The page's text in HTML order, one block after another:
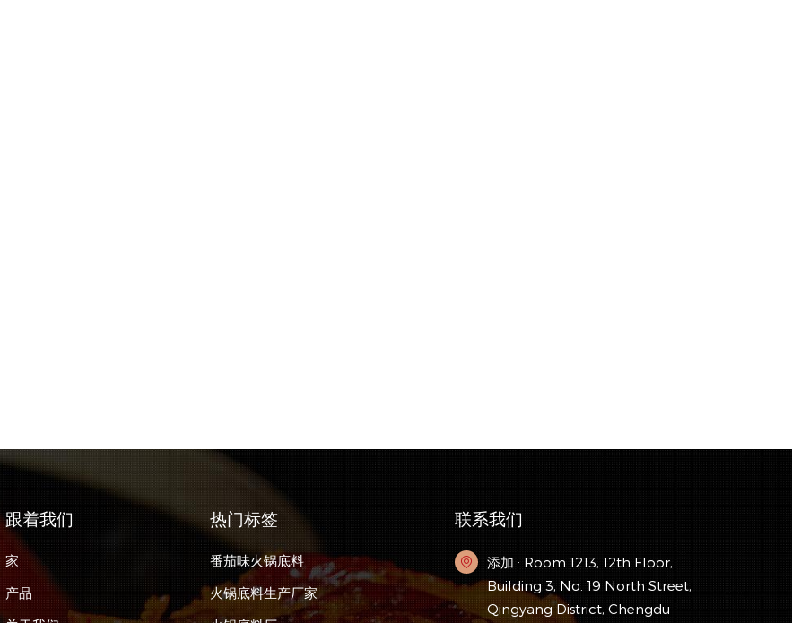
跟着我们
家
产品
热门标签
番茄味火锅底料
火锅底料生产厂家
联系我们
添加 : Room 1213, 12th Floor,
Building 3, No. 19 North Street,
Qingyang District, Chengdu